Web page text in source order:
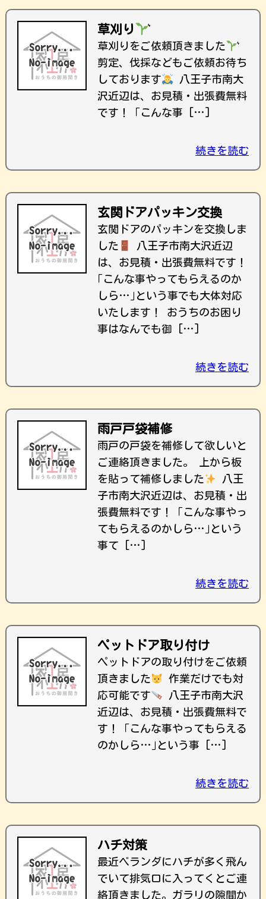
草刈り
草刈りをご依頼頂きました
͛
剪定、伐採などもご依頼お待ち
しております
八王子市南大
沢近辺は、お見積・出張費無料
です！ ｢こんな事 […]
続きを読む
玄関ドアパッキン交換
玄関ドアのパッキンを交換しま
した
八王子市南大沢近辺
は、お見積・出張費無料です！
｢こんな事やってもらえるのか
しら…｣という事でも大体対応
いたします！ おうちのお困り
事はなんでも御 […]
続きを読む
雨戸戸袋補修
雨戸の戸袋を補修して欲しいと
ご連絡頂きました。 上から板
を貼って補修しました
八王
子市南大沢近辺は、お見積・出
張費無料です！ ｢こんな事やっ
てもらえるのかしら…｣という
事て […]
続きを読む
ペットドア取り付け
ペットドアの取り付けをご依頼
頂きました
作業だけでも対
応可能です
八王子市南大沢
近辺は、お見積・出張費無料で
す！ ｢こんな事やってもらえる
のかしら…｣という事 […]
続きを読む
ハチ対策
最近ベランダにハチが多く飛ん
でいて排気口に入ってくとご連
絡頂きました。ガラリの隙間か